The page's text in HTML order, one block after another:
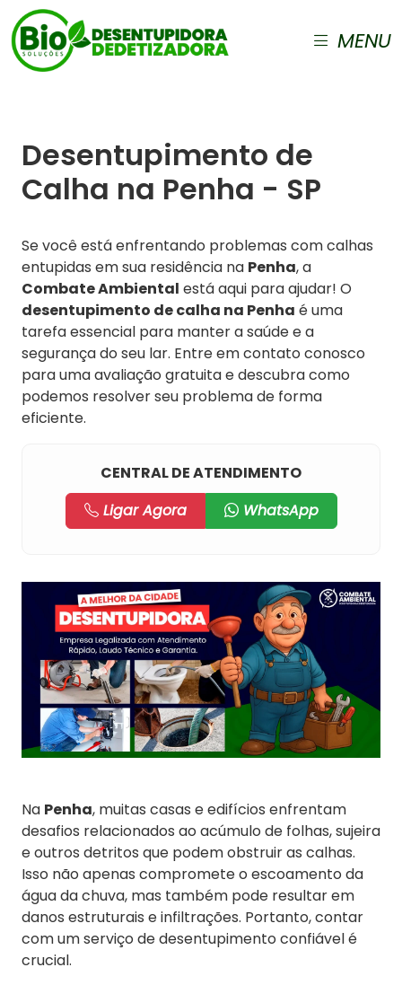
MENU
Desentupimento de
Calha na Penha - SP
Se você está enfrentando problemas com calhas
entupidas em sua residência na Penha, a
Combate Ambiental está aqui para ajudar! O
desentupimento de calha na Penha é uma
tarefa essencial para manter a saúde e a
segurança do seu lar. Entre em contato conosco
para uma avaliação gratuita e descubra como
podemos resolver seu problema de forma
eficiente.
CENTRAL DE ATENDIMENTO
Ligar Agora
WhatsApp
Na Penha, muitas casas e edifícios enfrentam
desafios relacionados ao acúmulo de folhas, sujeira
e outros detritos que podem obstruir as calhas.
Isso não apenas compromete o escoamento da
água da chuva, mas também pode resultar em
danos estruturais e infiltrações. Portanto, contar
com um serviço de desentupimento confiável é
crucial.